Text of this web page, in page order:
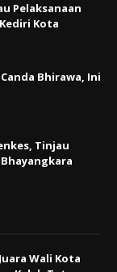
Pelaksanaan
Kota
Bhirawa, Ini
Tinjau
Wali Kota